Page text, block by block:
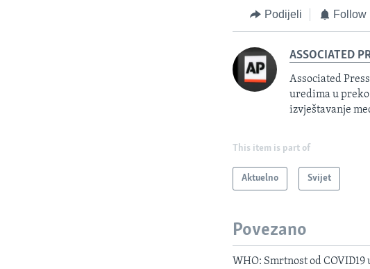
Podijeli Follow
ASSOCIATED
Associated
uredima u preko
izvještavanje
This item is part of
Aktuelno Svijet
Povezano
WHO: Smrtnost od